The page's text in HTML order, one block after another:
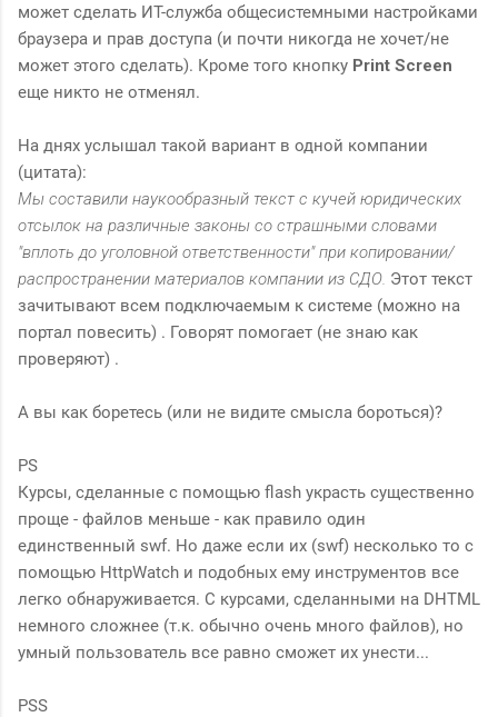
может сделать ИТ-служба общесистемными настройками
браузера и прав доступа (и почти никогда не хочет/не
может этого сделать). Кроме того кнопку Print Screen
еще никто не отменял.
На днях услышал такой вариант в одной компании
(цитата):
Мы составили наукообразный текст с кучей юридических
отсылок на различные законы со страшными словами
"вплоть до уголовной ответственности" при копировании/
распространении материалов компании из СДО. Этот текст
зачитывают всем подключаемым к системе (можно на
портал повесить) . Говорят помогает (не знаю как
проверяют) .
А вы как боретесь (или не видите смысла бороться)?
PS
Курсы, сделанные с помощью flash украсть существенно
проще - файлов меньше - как правило один
единственный swf. Но даже если их (swf) несколько то с
помощью HttpWatch и подобных ему инструментов все
легко обнаруживается. С курсами, сделанными на DHTML
немного сложнее (т.к. обычно очень много файлов), но
умный пользователь все равно сможет их унести...
PSS